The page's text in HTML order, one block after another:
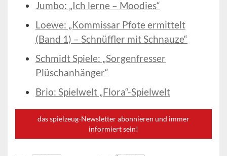
Jumbo: „Ich lerne – Moodies“
Loewe: „Kommissar Pfote ermittelt
(Band 1) – Schnüffler mit Schnauze“
Schmidt Spiele: „Sorgenfresser
Plüschanhänger“
Brio: Spielwelt „Flora“-Spielwelt
das spielzeug-Newsletter abonnieren und immer
informiert sein!